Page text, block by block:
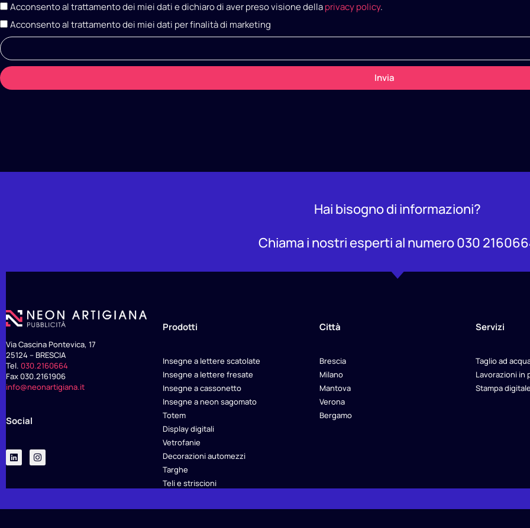
Acconsento al trattamento dei miei dati e dichiaro di aver preso visione dellaprivacy policy.
Acconsento al trattamento dei miei dati per finalità di marketing
Invia
t
Hai bisogno di informazioni?
Chiama i nostri esperti al numero 030
Via Cascina Pontevica, 17
25124 – BRESCIA
Tel. 030.2160664
Fax 030.2161906
info@neonartigiana.it
Social
Prodotti
Insegne a lettere scatolate
Insegne a lettere fresate
Insegne a cassonetto
Insegne a neon sagomato
Totem
Display digitali
Vetrofanie
Decorazioni automezzi
Targhe
Teli e striscioni
Città
Brescia
Milano
Mantova
Verona
Bergamo
Servizi
Taglio ad
Lavorazioni in
Stampa